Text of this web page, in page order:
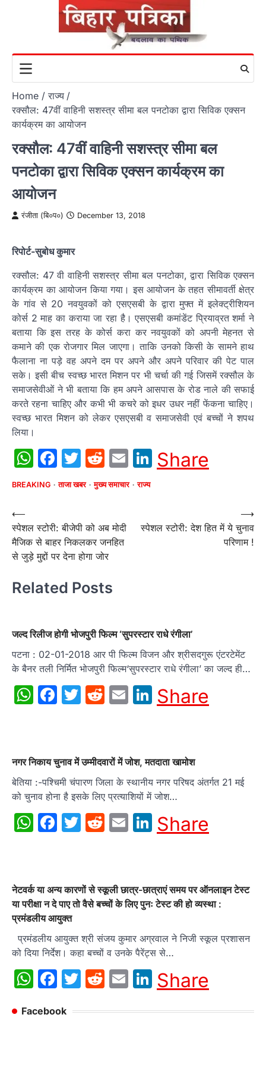
Home
राज्य
रक्सौल: 47वीं वाहिनी सशस्त्र सीमा बल पनटोका द्वारा सिविक एक्सन
कार्यक्रम का आयोजन
रक्सौल: 47वीं वाहिनी सशस्त्र सीमा बल
पनटोका द्वारा सिविक एक्सन कार्यक्रम का
आयोजन
रंजीता (बि०प०) December 13, 2018
रिपोर्ट-सुबोध कुमार
रक्सौल: 47 वी वाहिनी सशस्त्र सीमा बल पनटोका, द्वारा सिविक एक्सन
कार्यक्रम का आयोजन किया गया। इस आयोजन के तहत सीमावर्ती क्षेत्र
के गांव से 20 नवयुवकों को एसएसबी के द्वारा मुफ्त में इलेक्ट्रीशियन
कोर्स 2 माह का कराया जा रहा है। एसएसबी कमांडेंट प्रियाव्रत शर्मा ने
बताया कि इस तरह के कोर्स करा कर नवयुवकों को अपनी मेहनत से
कमाने की एक रोजगार मिल जाएगा। ताकि उनको किसी के सामने हाथ
फैलाना ना पड़े वह अपने दम पर अपने और अपने परिवार की पेट पाल
सके। इसी बीच स्वच्छ भारत मिशन पर भी चर्चा की गई जिसमें रक्सौल के
समाजसेवीओं ने भी बताया कि हम अपने आसपास के रोड नाले की सफाई
करते रहना चाहिए और कभी भी कचरे को इधर उधर नहीं फेंकना चाहिए।
स्वच्छ भारत मिशन को लेकर एसएसबी व समाजसेवी एवं बच्चों ने शपथ
लिया।
WhatsApp
Facebook
Twitter
Reddit
EmailLinkedIn
Share
BREAKING ताजा खबर मुख्य समाचार राज्य
Post
navigation
⟵
स्पेशल स्टोरी: बीजेपी को अब मोदी
मैजिक से बाहर निकलकर जनहित
से जुड़े मुद्दों पर देना होगा जोर
स्पेशल स्टोरी: देश हित में ये चुनाव
परिणाम !
⟶
Related Posts
जल्‍द रिलीज होगी भोजपुरी फिल्‍म ‘सुपरस्‍टार राधे रंगीला’
पटना : 02-01-2018 आर पी फिल्‍म विजन और श्रीसदगुरू एंटरटेमेंट
के बैनर तली निर्मित भोजपुरी फिल्‍म‘सुपरस्‍टार राधे रंगीला’ का जल्‍द ही…
WhatsApp
Facebook
Twitter
Reddit
EmailLinkedIn
Share
नगर निकाय चुनाव में उम्मीदवारों में जोश, मतदाता खामोश
बेतिया :-पश्चिमी चंपारण जिला के स्थानीय नगर परिषद अंतर्गत 21 मई
को चुनाव होना है इसके लिए प्रत्याशियों में जोश…
WhatsApp
Facebook
Twitter
Reddit
EmailLinkedIn
Share
नेटवर्क या अन्य कारणों से स्कूली छात्र-छात्राएं समय पर ऑनलाइन टेस्ट
या परीक्षा न दे पाए तो वैसे बच्चों के लिए पुनः टेस्ट की हो व्यस्था :
प्रमंडलीय आयुक्त
प्रमंडलीय आयुक्त श्री संजय कुमार अग्रवाल ने निजी स्कूल प्रशासन
को दिया निर्देश। कहा बच्चों व उनके पैरेंट्स से…
WhatsApp
Facebook
Twitter
Reddit
EmailLinkedIn
Share
Facebook